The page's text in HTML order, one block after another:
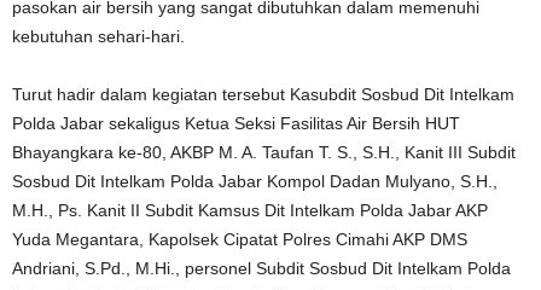
pasokan air bersih yang sangat dibutuhkan dalam memenuhi
kebutuhan sehari-hari.
Turut hadir dalam kegiatan tersebut Kasubdit Sosbud Dit Intelkam
Polda Jabar sekaligus Ketua Seksi Fasilitas Air Bersih HUT
Bhayangkara ke-80, AKBP M. A. Taufan T. S., S.H., Kanit III Subdit
Sosbud Dit Intelkam Polda Jabar Kompol Dadan Mulyano, S.H.,
M.H., Ps. Kanit II Subdit Kamsus Dit Intelkam Polda Jabar AKP
Yuda Megantara, Kapolsek Cipatat Polres Cimahi AKP DMS
Andriani, S.Pd., M.Hi., personel Subdit Sosbud Dit Intelkam Polda